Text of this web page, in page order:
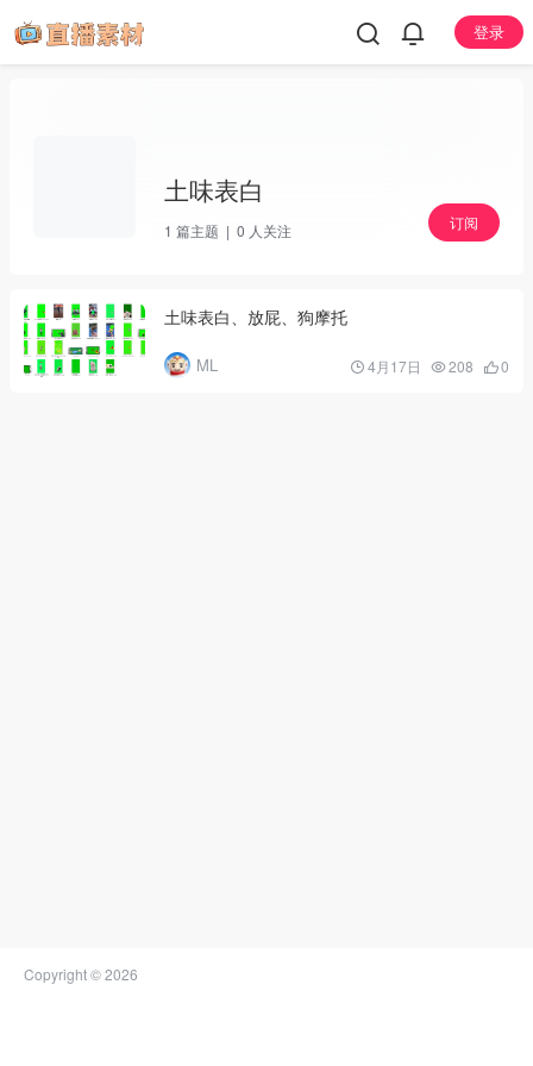
登录
土味表白
1 篇主题 | 0 人关注 订阅
土味表白、放屁、狗摩托
ML 4月17日 208 0
Copyright © 2026